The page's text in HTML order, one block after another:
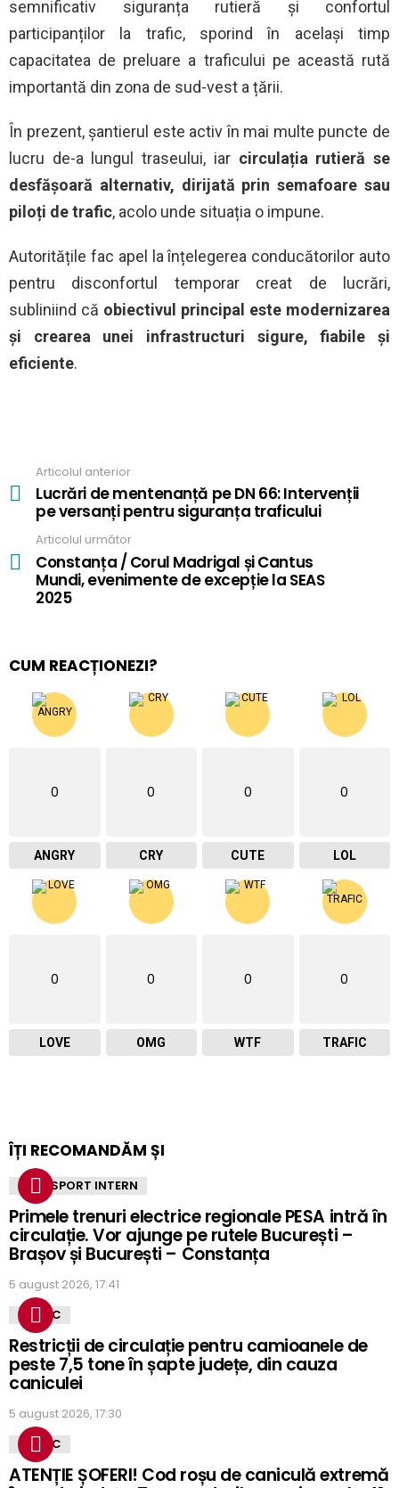
semnificativ siguranța rutieră și confortul
participanților la trafic, sporind în același timp
capacitatea de preluare a traficului pe această rută
importantă din zona de sud-vest a țării.
În prezent, șantierul este activ în mai multe puncte de
lucru de-a lungul traseului, iar circulația rutieră se
desfășoară alternativ, dirijată prin semafoare sau
piloți de trafic, acolo unde situația o impune.
Autoritățile fac apel la înțelegerea conducătorilor auto
pentru disconfortul temporar creat de lucrări,
subliniind că obiectivul principal este modernizarea
și crearea unei infrastructuri sigure, fiabile și
eficiente.
more
Articolul anterior
Lucrări de mentenanță pe DN 66: Intervenții
pe versanți pentru siguranța traficului
Articolul următor
Constanța / Corul Madrigal și Cantus
Mundi, evenimente de excepție la SEAS
2025
CUM REACȚIONEZI?
0
ANGRY
0
CRY
0
CUTE
0
LOL
0
LOVE
0
OMG
0
WTF
0
TRAFIC
ÎȚI RECOMANDĂM ȘI
TRANSPORT INTERN
Primele trenuri electrice regionale PESA intră în
circulație. Vor ajunge pe rutele București –
Brașov și București – Constanța
5 august 2026, 17:41
TRAFIC
Restricții de circulație pentru camioanele de
peste 7,5 tone în șapte județe, din cauza
caniculei
5 august 2026, 17:30
TRAFIC
ATENȚIE ȘOFERI! Cod roșu de caniculă extremă